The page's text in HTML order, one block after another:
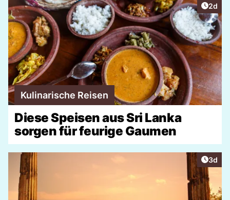
2d
Kulinarische Reisen
Diese Speisen aus Sri Lanka
sorgen für feurige Gaumen
3d